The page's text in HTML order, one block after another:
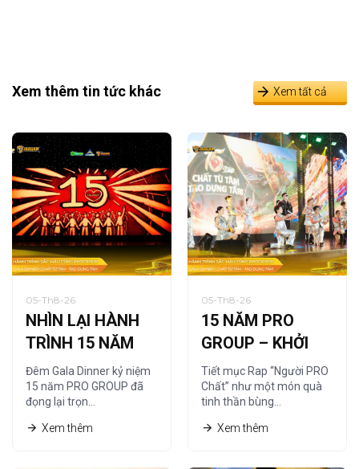
Xem thêm tin tức khác Xem tất cả
05-Th8-26
NHÌN LẠI HÀNH
TRÌNH 15 NĂM
QUA NGHỆ
THUẬT TRANH
CÁT
Đêm Gala Dinner kỷ niệm
15 năm PRO GROUP đã
đọng lại trọn…
Xem thêm
05-Th8-26
15 NĂM PRO
GROUP – KHỞI
NGUỒN TỪ
“NGƯỜI PRO
CHẤT”
Tiết mục Rap “Người PRO
Chất” như một món quà
tinh thần bùng…
Xem thêm